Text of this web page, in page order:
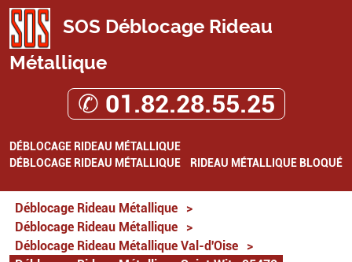
SOS Déblocage Rideau
Métallique
✆ 01.82.28.55.25
DÉBLOCAGE RIDEAU MÉTALLIQUE
DÉBLOCAGE RIDEAU MÉTALLIQUE
RIDEAU MÉTALLIQUE BLOQUÉ
Déblocage Rideau Métallique
>
Déblocage Rideau Métallique
>
Déblocage Rideau Métallique Val-d'Oise
>